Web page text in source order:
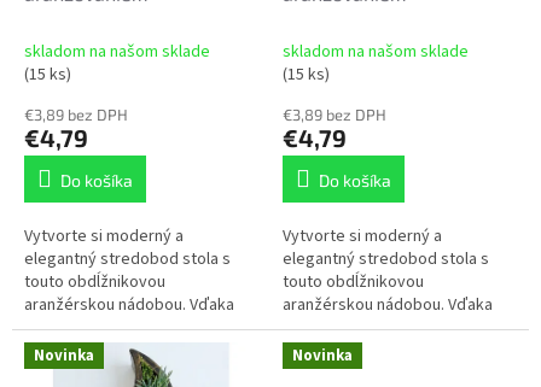
zlatá
skladom na našom sklade
(15 ks)
€3,89 bez DPH
€4,79
Do košíka
Vytvorte si moderný a
elegantný stredobod stola s
touto obdĺžnikovou
aranžérskou nádobou. Vďaka
svojmu čistému geometrickému
tvaru a povrchovej úprave s
jemnou patinou dodá...
strieborno čierna
skladom na našom sklade
(15 ks)
€3,89 bez DPH
€4,79
Do košíka
Vytvorte si moderný a
elegantný stredobod stola s
touto obdĺžnikovou
aranžérskou nádobou. Vďaka
svojmu čistému geometrickému
tvaru a povrchovej úprave s
jemnou patinou dodá...
Novinka Novinka